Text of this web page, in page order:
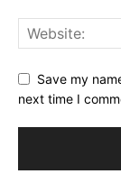
Save my
next time I